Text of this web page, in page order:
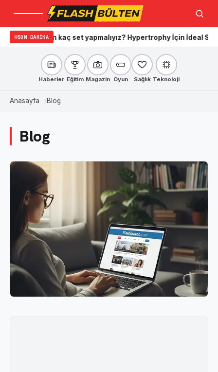
Menü Ara
SON DAKIKA
için kaç set yapmalıyız? Hypertrophy İçin İdeal Set ve
Haberler Eğitim Magazin Oyun Sağlık Teknoloji
Anasayfa Blog
Blog